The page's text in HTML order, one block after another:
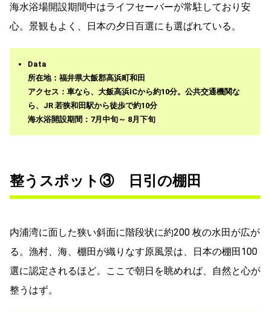
海水浴場開設期間中はライフセーバーが常駐しており安
心。景観もよく、日本の夕日百選にも選ばれている。
Data
所在地：福井県大飯郡高浜町和田
アクセス：車なら、大飯高浜ICから約10分。公共交通機関な
ら、JR 若狭和田駅から徒歩で約10分
海水浴開設期間：7月中旬～ 8月下旬
整うスポット③ 日引の棚田
内浦湾に面した狭い斜面に階段状に約200 枚の水田が広が
る。漁村、海、棚田が織りなす原風景は、日本の棚田100
選に認定されるほど。ここで朝日を眺めれば、自然と心が
整うはず。